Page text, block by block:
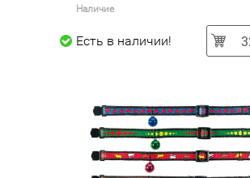
Наличие
Есть в наличии!